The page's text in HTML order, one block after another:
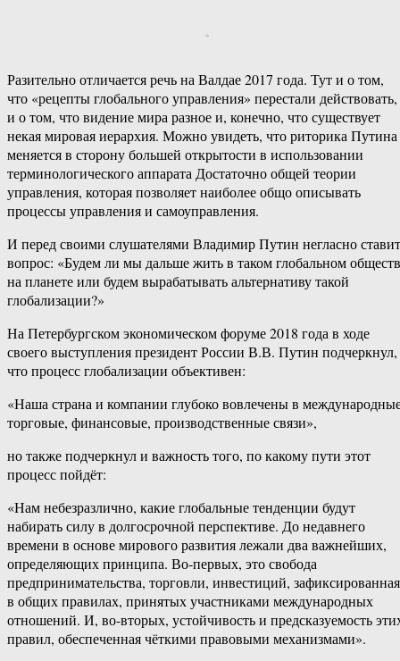
Разительно отличается речь на Валдае 2017 года. Тут и о том,
что «рецепты глобального управления» перестали действовать,
и о том, что видение мира разное и, конечно, что существует
некая мировая иерархия. Можно увидеть, что риторика Путина
меняется в сторону большей открытости в использовании
терминологического аппарата Достаточно общей теории
управления, которая позволяет наиболее общо описывать
процессы управления и самоуправления.
И перед своими слушателями Владимир Путин негласно ставит
вопрос: «Будем ли мы дальше жить в таком глобальном
на планете или будем вырабатывать альтернативу такой
глобализации?»
На Петербургском экономическом форуме 2018 года в ходе
своего выступления президент России В.В. Путин подчеркнул,
что процесс глобализации объективен:
«Наша страна и компании глубоко вовлечены в
торговые, финансовые, производственные связи»,
но также подчеркнул и важность того, по какому пути этот
процесс пойдёт:
«Нам небезразлично, какие глобальные тенденции будут
набирать силу в долгосрочной перспективе. До недавнего
времени в основе мирового развития лежали два важнейших,
определяющих принципа. Во-первых, это свобода
предпринимательства, торговли, инвестиций, зафиксированная
в общих правилах, принятых участниками международных
отношений. И, во-вторых, устойчивость и предсказуемость
правил, обеспеченная чёткими правовыми механизмами».